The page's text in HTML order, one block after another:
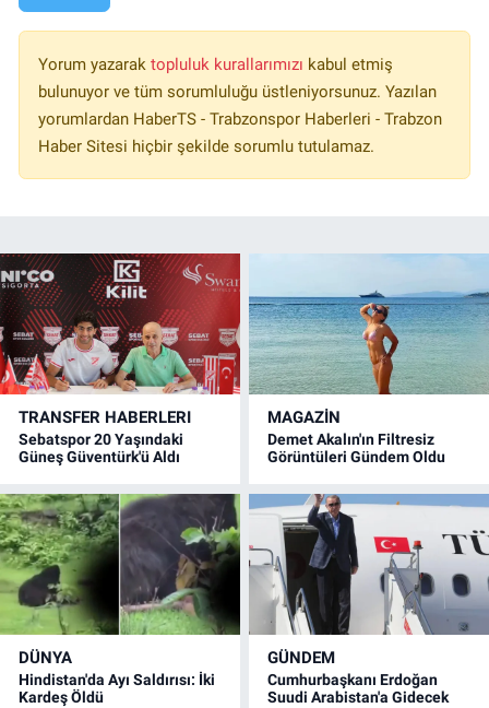
Yorum yazarak topluluk kurallarımızı kabul etmiş
bulunuyor ve tüm sorumluluğu üstleniyorsunuz. Yazılan
yorumlardan HaberTS - Trabzonspor Haberleri - Trabzon
Haber Sitesi hiçbir şekilde sorumlu tutulamaz.
TRANSFER HABERLERI
Sebatspor 20 Yaşındaki
Güneş Güventürk'ü Aldı
MAGAZİN
Demet Akalın'ın Filtresiz
Görüntüleri Gündem Oldu
DÜNYA
Hindistan'da Ayı Saldırısı: İki
Kardeş Öldü
GÜNDEM
Cumhurbaşkanı Erdoğan
Suudi Arabistan'a Gidecek